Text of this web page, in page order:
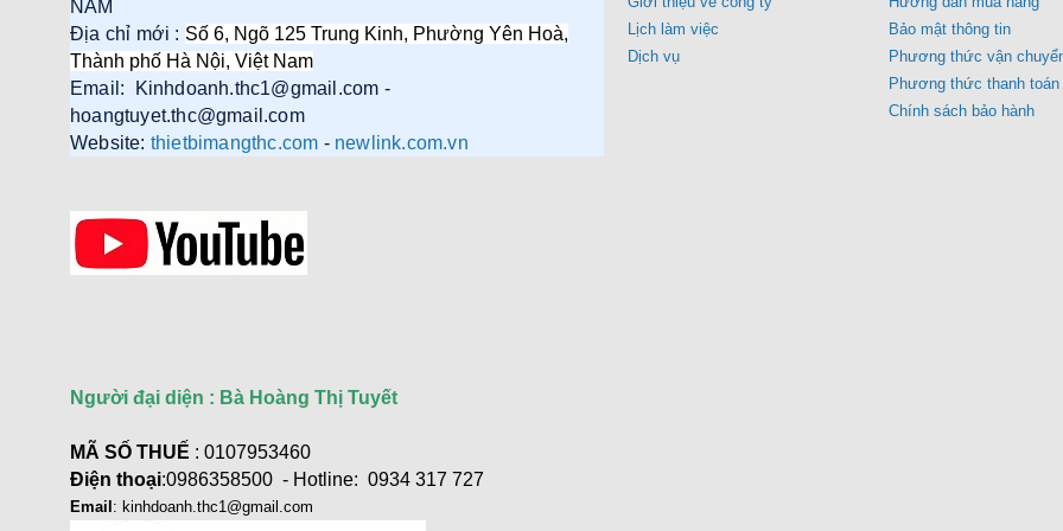
Cáp điều khiển 2 đôi 22AWG
(Belden Control 22AWG 2pair
cable 305m cuộn) - (8723) cao
Cáp Displayport 2.1 dài 2M độ
Ugreen 55568 cao cấp
Giá: 290,000 VNĐ
NAM
Địa chỉ mới : Số 6, Ngõ 125 Trung Kinh, Phường Yên Hoà,
Thành phố Hà Nội, Việt Nam
Email: Kinhdoanh.thc1@gmail.com -
hoangtuyet.thc@gmail.com
Website: thietbimangthc.com - newlink.com.vn
Người đại diện : Bà Hoàng Thị Tuyết
MÃ SỐ THUẾ : 0107953460
Điện thoại:0986358500 - Hotline: 0934 317 727
Email : kinhdoanh.thc1@gmail.com
Lịch làm việc
Dịch vụ
Bảo mật thông tin
Phương thức vận
Phương thức thanh toán
Chính sách bảo hành